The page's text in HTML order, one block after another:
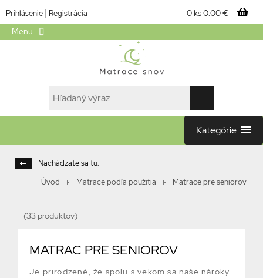
Prihlásenie | Registrácia 0 ks0.00 €
Menu
Kategórie
Nachádzate sa tu:
Úvod
Matrace podľa použitia Matrace pre seniorov
(33 produktov)
MATRAC PRE SENIOROV
Je prirodzené, že spolu s vekom sa naše nároky